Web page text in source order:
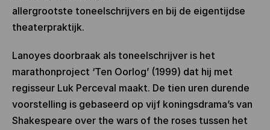
allergrootste toneelschrijvers en bij de eigentijdse
theaterpraktijk.
Lanoyes doorbraak als toneelschrijver is het
marathonproject ‘Ten Oorlog’ (1999) dat hij met
regisseur Luk Perceval maakt. De tien uren durende
voorstelling is gebaseerd op vijf koningsdrama’s van
Shakespeare over the wars of the roses tussen het